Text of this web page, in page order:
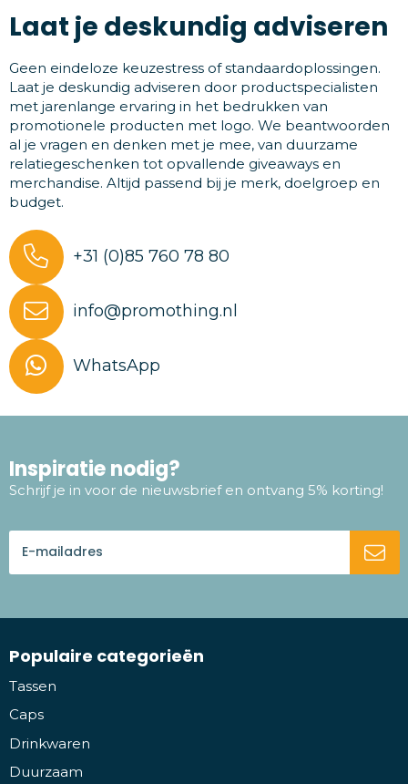
Laat je deskundig adviseren
Geen eindeloze keuzestress of standaardoplossingen.
Laat je deskundig adviseren door productspecialisten
met jarenlange ervaring in het bedrukken van
promotionele producten met logo. We beantwoorden
al je vragen en denken met je mee, van duurzame
relatiegeschenken tot opvallende giveaways en
merchandise. Altijd passend bij je merk, doelgroep en
budget.
+31 (0)85 760 78 80
info@promothing.nl
WhatsApp
Inspiratie nodig?
Schrijf je in voor de nieuwsbrief en ontvang 5% korting!
Populaire categorieën
Tassen
Caps
Drinkwaren
Duurzaam